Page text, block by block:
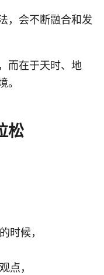
，会不断融合和发
而在于天时、地
。
松
时候，
点，